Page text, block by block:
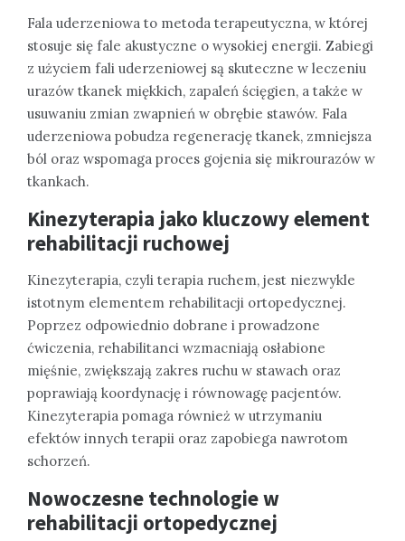
Fala uderzeniowa to metoda terapeutyczna, w której
stosuje się fale akustyczne o wysokiej energii. Zabiegi
z użyciem fali uderzeniowej są skuteczne w leczeniu
urazów tkanek miękkich, zapaleń ścięgien, a także w
usuwaniu zmian zwapnień w obrębie stawów. Fala
uderzeniowa pobudza regenerację tkanek, zmniejsza
ból oraz wspomaga proces gojenia się mikrourazów w
tkankach.
Kinezyterapia jako kluczowy element
rehabilitacji ruchowej
Kinezyterapia, czyli terapia ruchem, jest niezwykle
istotnym elementem rehabilitacji ortopedycznej.
Poprzez odpowiednio dobrane i prowadzone
ćwiczenia, rehabilitanci wzmacniają osłabione
mięśnie, zwiększają zakres ruchu w stawach oraz
poprawiają koordynację i równowagę pacjentów.
Kinezyterapia pomaga również w utrzymaniu
efektów innych terapii oraz zapobiega nawrotom
schorzeń.
Nowoczesne technologie w
rehabilitacji ortopedycznej